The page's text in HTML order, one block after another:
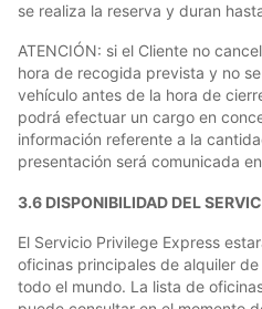
se realiza la reserva y duran
ATENCIÓN: si el Cliente no
hora de recogida prevista y no
vehículo antes de la hora de
podrá efectuar un cargo en
información referente a la
presentación será comunicada
3.6 DISPONIBILIDAD DEL
El Servicio Privilege Express
oficinas principales de alquiler
todo el mundo. La lista de